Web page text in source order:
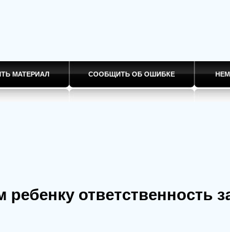
МАТЕРИАЛ СООБЩИТЬ ОБ ОШИБКЕ
ответственность